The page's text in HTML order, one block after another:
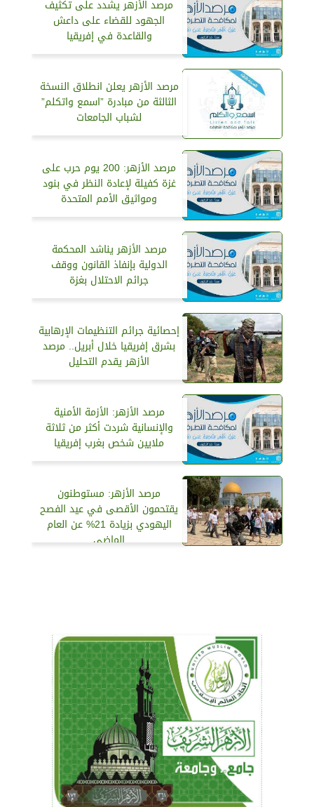
مرصد الأزهر يشدد على تكثيف
الجهود للقضاء على داعش
والقاعدة في إفريقيا
مرصد الأزهر يعلن انطلاق النسخة
الثالثة من مبادرة ”اسمع واتكلم”
لشباب الجامعات
مرصد الأزهر: 200 يوم حرب على
غزة كفيلة لإعادة النظر في بنود
ومواثيق الأمم المتحدة
مرصد الأزهر يناشد المحكمة
الدولية بإنفاذ القانون ووقف
جرائم الاحتلال بغزة
إحصائية جرائم التنظيمات الإرهابية
بشرق إفريقيا خلال أبريل.. مرصد
الأزهر يقدم التحليل
مرصد الأزهر: الأزمة الأمنية
والإنسانية شردت أكثر من ثلاثة
ملايين شخص بغرب إفريقيا
مرصد الأزهر: مستوطنون
يقتحمون الأقصى في عيد الفصح
اليهودي بزيادة 21% عن العام
الماضي